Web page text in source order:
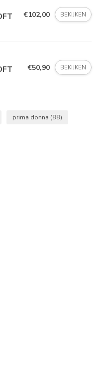
€102,00 BEKIJKEN
€50,90 BEKIJKEN
prima donna (88)